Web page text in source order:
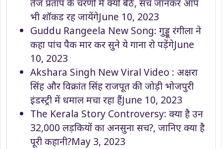
तेज प्रताप के चरणों में क्यों बैठे, सच जानकर आप
भी शॉकड रह जायेंगेJune 10, 2023
Guddu Rangeela New Song: गुड्डू रंगीला ने
कहा पांच पैक मार कर सुने ये गाना रो पड़ेंगेJune
10, 2023
Akshara Singh New Viral Video : अक्षरा
सिंह और विक्रांत सिंह राजपूत की जोड़ी भोजपुरी
इंडस्ट्री में धमाल मचा रहा हैंJune 10, 2023
The Kerala Story Controversy: क्या है उन
32,000 लड़कियों का अनसुना सच?, जानिए क्या है
पूरी कहानी?May 3, 2023